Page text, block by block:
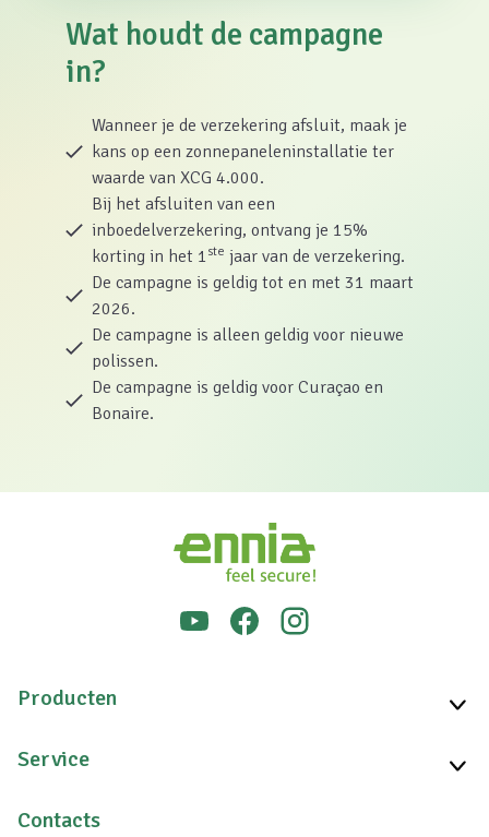
Wat houdt de campagne
in?
Wanneer je de verzekering afsluit, maak je
kans op een zonnepaneleninstallatie ter
waarde van XCG 4.000.
Bij het afsluiten van een
inboedelverzekering, ontvang je 15%
korting in het 1 ste jaar van de verzekering.
De campagne is geldig tot en met 31 maart
2026.
De campagne is alleen geldig voor nieuwe
polissen.
De campagne is geldig voor Curaçao en
Bonaire.
Producten
Service
Contacts